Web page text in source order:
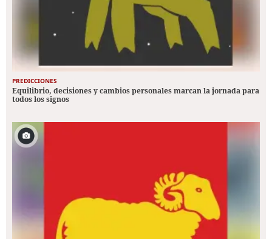
PREDICCIONES
Equilibrio, decisiones y cambios personales marcan la jornada para
todos los signos